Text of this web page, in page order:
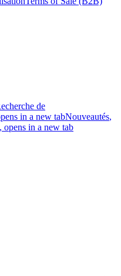
de
in a new tabNouveautés,
, opens in a new tab